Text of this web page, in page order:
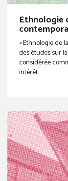
Ethnologie
« Ethnologie de
des études sur
considérée
intérêt.